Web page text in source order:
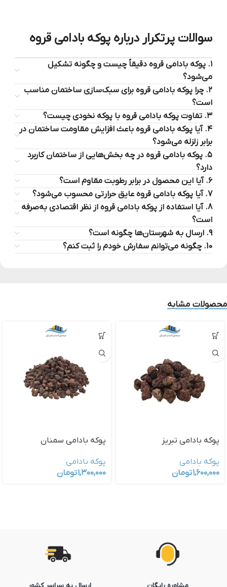
سوالات پرتکرار درباره پوکه بادامی قروه
۱. پوکه بادامی قروه دقیقاً چیست و چگونه تشکیل
می‌شود؟
۲. چرا پوکه بادامی قروه برای سبک‌سازی ساختمان مناسب
است؟
۳. تفاوت پوکه بادامی قروه با پوکه نخودی چیست؟
۴. آیا پوکه بادامی قروه باعث افزایش مقاومت ساختمان در
برابر زلزله می‌شود؟
۵. پوکه بادامی قروه در چه بخش‌هایی از ساختمان کاربرد
دارد؟
۶. آیا این محصول در برابر رطوبت مقاوم است؟
7. آیا پوکه بادامی قروه عایق حرارتی محسوب می‌شود؟
8. آیا استفاده از پوکه بادامی قروه از نظر اقتصادی به‌صرفه
است؟
9. ارسال به شهرستان‌ها چگونه است؟
10. چگونه می‌توانم سفارش خودم را ثبت کنم؟
محصولات مشابه
پوکه بادامی تبریز
پوکه بادامی
۱,۶۰۰,۰۰۰تومان
پوکه بادامی سمنان
پوکه بادامی
۱,۳۰۰,۰۰۰تومان